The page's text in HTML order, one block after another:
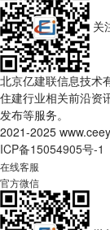
关
北京亿建联信息技术
住建行业相关前沿资
发布等服务。
2021-2025
ICP备15054905号-1
在线客服
官方微信